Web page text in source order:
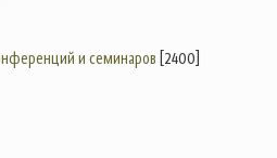
и семинаров [2400]